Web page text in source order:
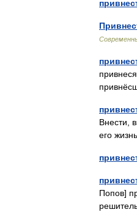
Внести,
его
Попов]